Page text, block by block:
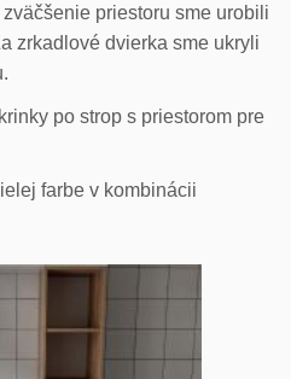
priestoru sme urobili
zrkadlové dvierka sme ukryli
po strop s priestorom pre
farbe v kombinácii